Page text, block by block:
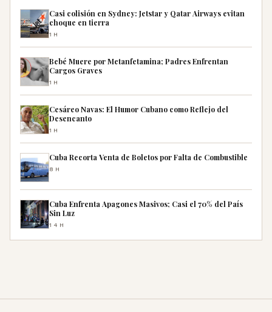
Casi colisión en Sydney: Jetstar y Qatar Airways evitan
choque en tierra
1H
Bebé Muere por Metanfetamina; Padres Enfrentan
Cargos Graves
1H
Cesáreo Navas: El Humor Cubano como Reflejo del
Desencanto
1H
Cuba Recorta Venta de Boletos por Falta de Combustible
8H
Cuba Enfrenta Apagones Masivos; Casi el 70% del País
Sin Luz
14H